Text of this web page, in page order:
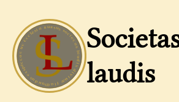
contenu
laudis